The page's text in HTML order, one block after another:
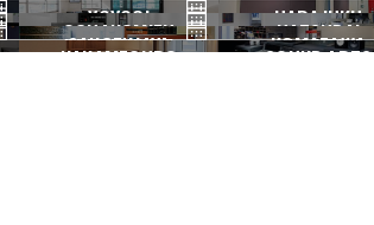
YOYOGI
代々木
HARAJUKU
原宿
OCHANOMIZU
御茶ノ水
HATSUDAI
初台
SANGENJAYA KOMAZAWA
NAKAMEGURO SOUND ARTS